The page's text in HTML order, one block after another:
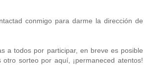
conmigo para darme la dirección de
a todos por participar, en breve es posible
otro sorteo por aquí, ¡permaneced atentos!